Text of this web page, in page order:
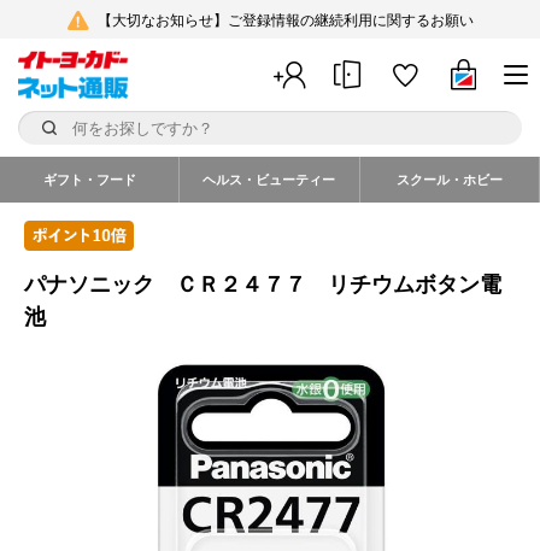
【大切なお知らせ】ご登録情報の継続利用に関するお願い
ギフト・フード ヘルス・ビューティー スクール・ホビー
パナソニック ＣＲ２４７７ リチウムボタン電
池